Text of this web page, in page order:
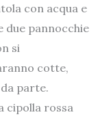
con acqua e
due pannocchie
si
cotte,
parte.
cipolla rossa